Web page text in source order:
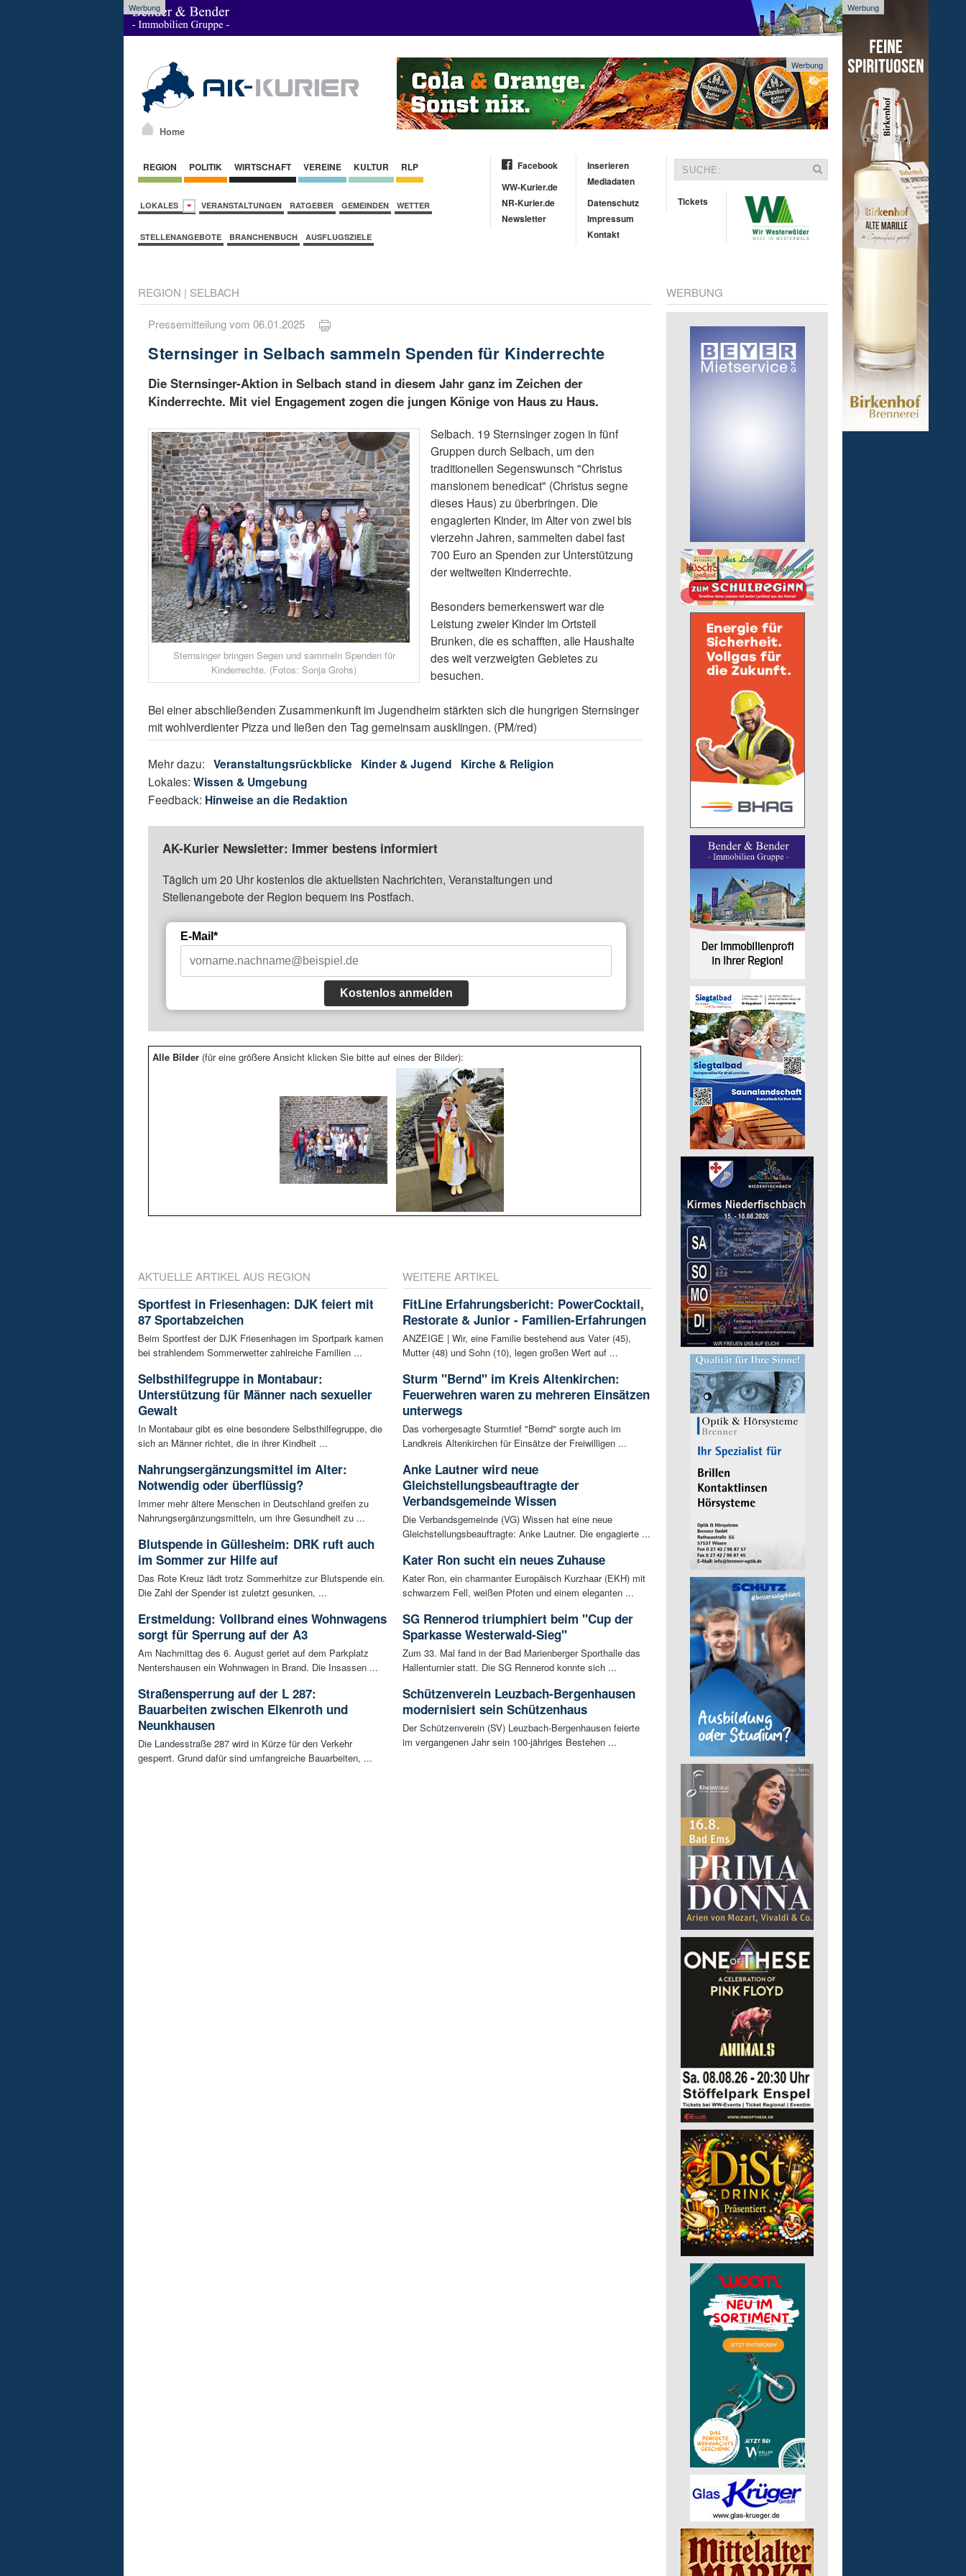
Werbung Werbung
Home
Werbung
REGION POLITIK WIRTSCHAFT VEREINE KULTUR RLP
LOKALES VERANSTALTUNGEN RATGEBER GEMEINDEN WETTER
STELLENANGEBOTE BRANCHENBUCH AUSFLUGSZIELE
Facebook
WW-Kurier.de
NR-Kurier.de
Newsletter
Inserieren
Mediadaten
Datenschutz
Impressum
Kontakt
Tickets
REGION | SELBACH
Pressemitteilung vom 06.01.2025
Sternsinger in Selbach sammeln Spenden für Kinderrechte
Die Sternsinger-Aktion in Selbach stand in diesem Jahr ganz im Zeichen der
Kinderrechte. Mit viel Engagement zogen die jungen Könige von Haus zu Haus.
Sternsinger bringen Segen und sammeln Spenden für
Kinderrechte. (Fotos: Sonja Grohs)
Selbach. 19 Sternsinger zogen in fünf
Gruppen durch Selbach, um den
traditionellen Segenswunsch "Christus
mansionem benedicat" (Christus segne
dieses Haus) zu überbringen. Die
engagierten Kinder, im Alter von zwei bis
vierzehn Jahren, sammelten dabei fast
700 Euro an Spenden zur Unterstützung
der weltweiten Kinderrechte.
Besonders bemerkenswert war die
Leistung zweier Kinder im Ortsteil
Brunken, die es schafften, alle Haushalte
des weit verzweigten Gebietes zu
besuchen.
Bei einer abschließenden Zusammenkunft im Jugendheim stärkten sich die hungrigen Sternsinger
mit wohlverdienter Pizza und ließen den Tag gemeinsam ausklingen. (PM/red)
Mehr dazu:Veranstaltungsrückblicke Kinder & Jugend Kirche & Religion
Lokales:Wissen & Umgebung
Feedback: Hinweise an die Redaktion
AK-Kurier Newsletter: Immer bestens informiert
Täglich um 20 Uhr kostenlos die aktuellsten Nachrichten, Veranstaltungen und
Stellenangebote der Region bequem ins Postfach.
E-Mail*
Kostenlos anmelden
Alle Bilder (für eine größere Ansicht klicken Sie bitte auf eines der Bilder):
AKTUELLE ARTIKEL AUS REGION
Sportfest in Friesenhagen: DJK feiert mit
87 Sportabzeichen
Beim Sportfest der DJK Friesenhagen im Sportpark kamen
bei strahlendem Sommerwetter zahlreiche Familien ...
Selbsthilfegruppe in Montabaur:
Unterstützung für Männer nach sexueller
Gewalt
In Montabaur gibt es eine besondere Selbsthilfegruppe, die
sich an Männer richtet, die in ihrer Kindheit ...
Nahrungsergänzungsmittel im Alter:
Notwendig oder überflüssig?
Immer mehr ältere Menschen in Deutschland greifen zu
Nahrungsergänzungsmitteln, um ihre Gesundheit zu ...
Blutspende in Güllesheim: DRK ruft auch
im Sommer zur Hilfe auf
Das Rote Kreuz lädt trotz Sommerhitze zur Blutspende ein.
Die Zahl der Spender ist zuletzt gesunken, ...
Erstmeldung: Vollbrand eines Wohnwagens
sorgt für Sperrung auf der A3
Am Nachmittag des 6. August geriet auf dem Parkplatz
Nentershausen ein Wohnwagen in Brand. Die Insassen ...
Straßensperrung auf der L 287:
Bauarbeiten zwischen Elkenroth und
Neunkhausen
Die Landesstraße 287 wird in Kürze für den Verkehr
gesperrt. Grund dafür sind umfangreiche Bauarbeiten, ...
WEITERE ARTIKEL
FitLine Erfahrungsbericht: PowerCocktail,
Restorate & Junior - Familien-Erfahrungen
ANZEIGE | Wir, eine Familie bestehend aus Vater (45),
Mutter (48) und Sohn (10), legen großen Wert auf ...
Sturm "Bernd" im Kreis Altenkirchen:
Feuerwehren waren zu mehreren Einsätzen
unterwegs
Das vorhergesagte Sturmtief "Bernd" sorgte auch im
Landkreis Altenkirchen für Einsätze der Freiwilligen ...
Anke Lautner wird neue
Gleichstellungsbeauftragte der
Verbandsgemeinde Wissen
Die Verbandsgemeinde (VG) Wissen hat eine neue
Gleichstellungsbeauftragte: Anke Lautner. Die engagierte ...
Kater Ron sucht ein neues Zuhause
Kater Ron, ein charmanter Europäisch Kurzhaar (EKH) mit
schwarzem Fell, weißen Pfoten und einem eleganten ...
SG Rennerod triumphiert beim "Cup der
Sparkasse Westerwald-Sieg"
Zum 33. Mal fand in der Bad Marienberger Sporthalle das
Hallenturnier statt. Die SG Rennerod konnte sich ...
Schützenverein Leuzbach-Bergenhausen
modernisiert sein Schützenhaus
Der Schützenverein (SV) Leuzbach-Bergenhausen feierte
im vergangenen Jahr sein 100-jähriges Bestehen ...
WERBUNG